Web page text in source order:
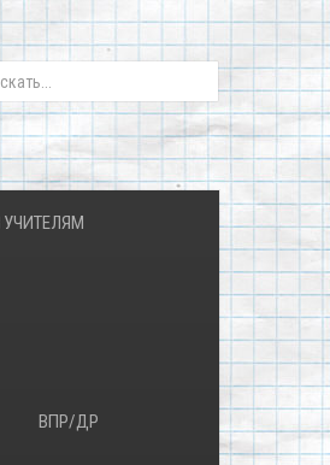
УЧИТЕЛЯМ
ВПР/ДР